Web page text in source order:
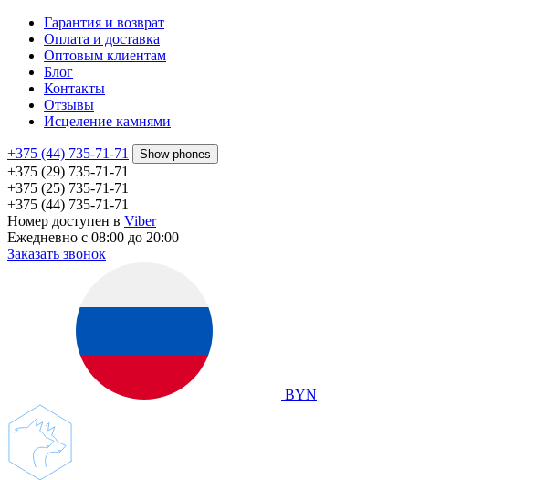
Гарантия и возврат
Оплата и доставка
Оптовым клиентам
Блог
Контакты
Отзывы
Исцеление камнями
+375 (44) 735-71-71 Show phones
+375 (29) 735-71-71
+375 (25) 735-71-71
+375 (44) 735-71-71
Номер доступен в Viber
Ежедневно с 08:00 до 20:00
Заказать звонок
BYN